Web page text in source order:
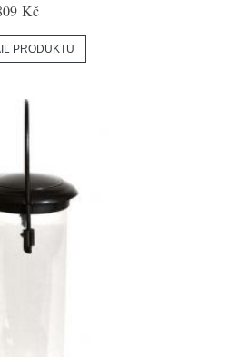
Kč
PRODUKTU